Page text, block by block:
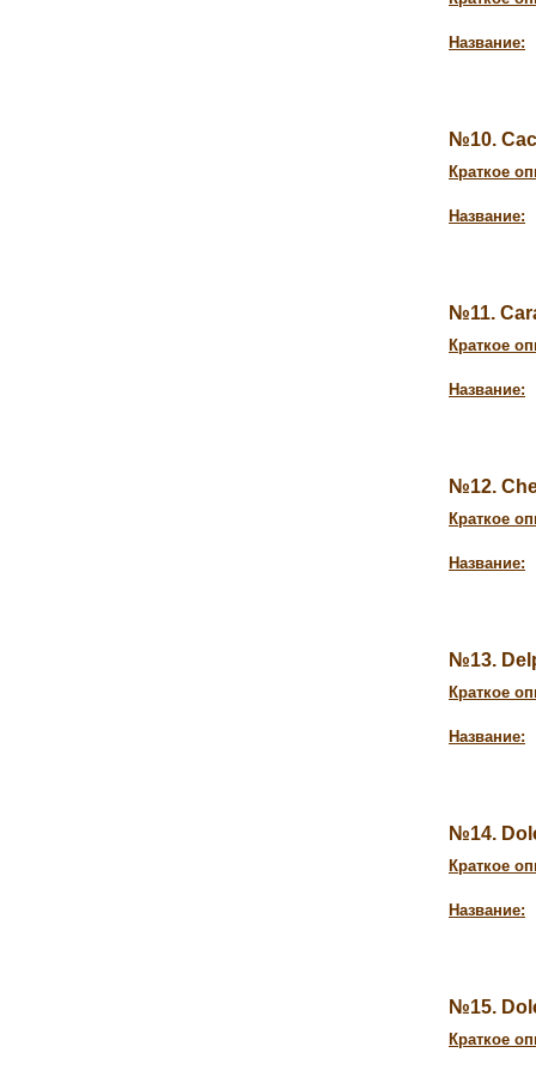
Название:
№10.
Краткое
Название:
№11.
Краткое
Название:
№12.
Краткое
Название:
№13.
Краткое
Название:
№14.
Краткое
Название:
№15.
Краткое